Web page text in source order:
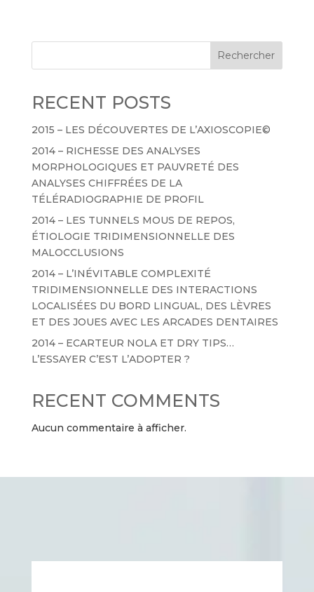
Rechercher
RECENT POSTS
2015 – LES DÉCOUVERTES DE L’AXIOSCOPIE©
2014 – RICHESSE DES ANALYSES
MORPHOLOGIQUES ET PAUVRETÉ DES
ANALYSES CHIFFRÉES DE LA
TÉLÉRADIOGRAPHIE DE PROFIL
2014 – LES TUNNELS MOUS DE REPOS,
ÉTIOLOGIE TRIDIMENSIONNELLE DES
MALOCCLUSIONS
2014 – L’INÉVITABLE COMPLEXITÉ
TRIDIMENSIONNELLE DES INTERACTIONS
LOCALISÉES DU BORD LINGUAL, DES LÈVRES
ET DES JOUES AVEC LES ARCADES DENTAIRES
2014 – ECARTEUR NOLA ET DRY TIPS…
L’ESSAYER C’EST L’ADOPTER ?
RECENT COMMENTS
Aucun commentaire à afficher.